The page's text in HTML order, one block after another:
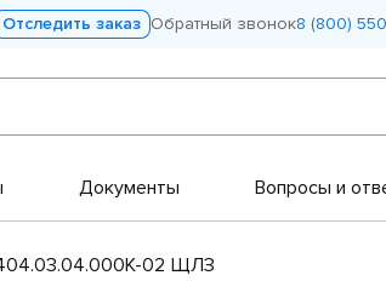
Отследить заказ Обратный звонок8 (800)
Документы Вопросы и
404.03.04.000К-02 ЩЛЗ